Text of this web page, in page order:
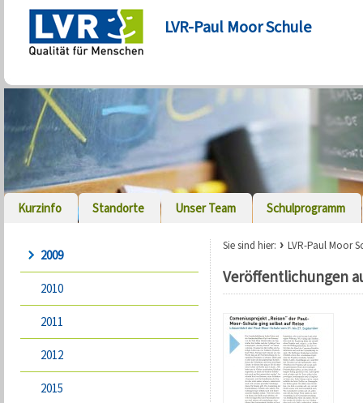
LVR-Paul Moor Schule
Kurzinfo Standorte Unser Team Schulprogramm
2009
2010
2011
2012
2015
Sie sind hier: LVR-Paul Moor
Veröffentlichungen